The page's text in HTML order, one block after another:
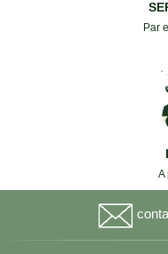
Par
A